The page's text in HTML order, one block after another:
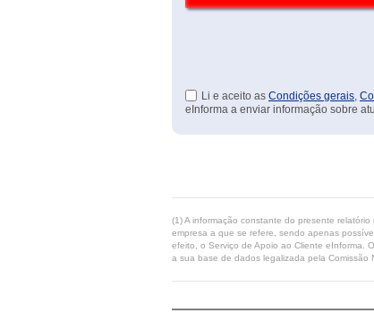
Li e aceito as Condições gerais,
eInforma a enviar informação sobre
(1) A informação constante do presente
empresa a que se refere, sendo apenas
efeito, o Serviço de Apoio ao Cliente eInforma.
a sua base de dados legalizada pela Comissão